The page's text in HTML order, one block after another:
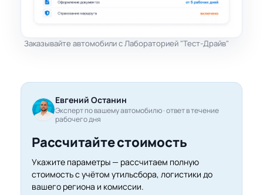
Заказывайте автомобили с Лабораторией "Тест-Драйв"
Евгений Останин
Эксперт по вашему автомобилю · ответ в течение
рабочего дня
Рассчитайте стоимость
Укажите параметры — рассчитаем полную
стоимость с учётом утильсбора, логистики до
вашего региона и комиссии.